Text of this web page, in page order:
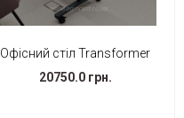
Офісний стіл Transformer
20750.0 грн.